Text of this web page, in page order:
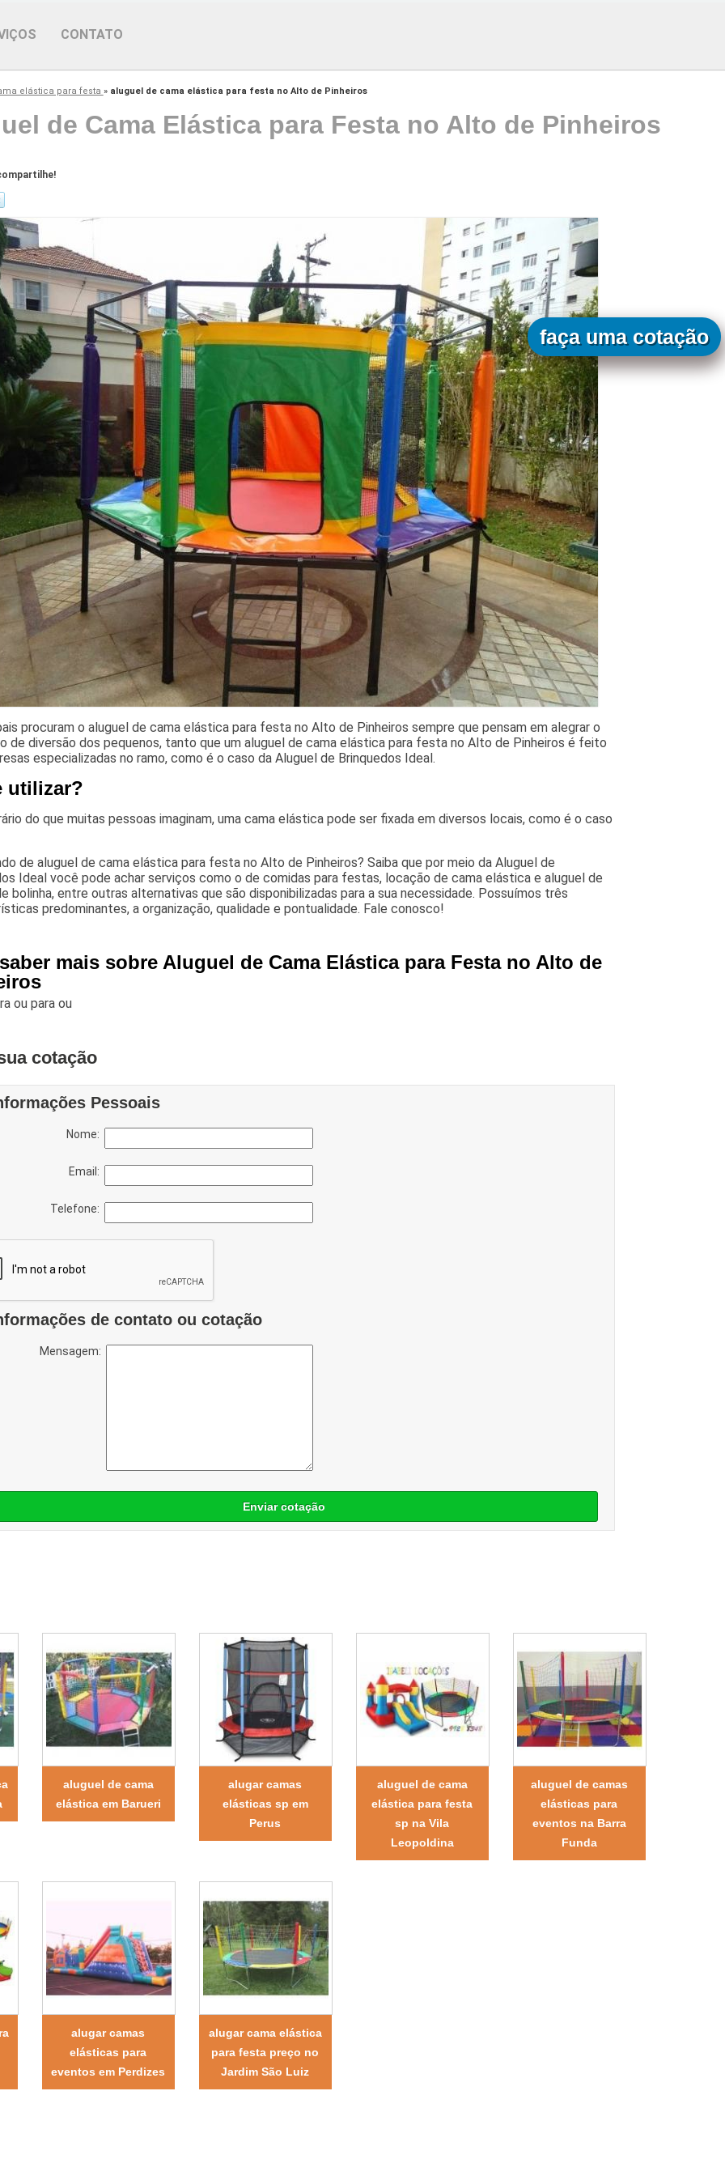
CONTATO
elástica para festa » aluguel de cama elástica para festa no Alto de Pinheiros
de Cama Elástica para Festa no Alto de Pinheiros
procuram o aluguel de cama elástica para festa no Alto de Pinheiros sempre que pensam em alegrar o
de diversão dos pequenos, tanto que um aluguel de cama elástica para festa no Alto de Pinheiros é feito
especializadas no ramo, como é o caso da Aluguel de Brinquedos Ideal.
utilizar?
do que muitas pessoas imaginam, uma cama elástica pode ser fixada em diversos locais, como é o caso
de aluguel de cama elástica para festa no Alto de Pinheiros? Saiba que por meio da Aluguel de
Ideal você pode achar serviços como o de comidas para festas, locação de cama elástica e aluguel de
bolinha, entre outras alternativas que são disponibilizadas para a sua necessidade. Possuímos três
predominantes, a organização, qualidade e pontualidade. Fale conosco!
mais sobre Aluguel de Cama Elástica para Festa no Alto de
ou paraou
faça uma cotação
cotação
Pessoais
Nome:
Email:
Telefone:
de contato ou cotação
Mensagem:
Enviar cotação
aluguel de cama
elástica em Barueri
alugar camas
elásticas sp em
Perus
aluguel de cama
elástica para festa
sp na Vila
Leopoldina
aluguel de camas
elásticas para
eventos na Barra
Funda
alugar camas
elásticas para
eventos em Perdizes
alugar cama elástica
para festa preço no
Jardim São Luiz